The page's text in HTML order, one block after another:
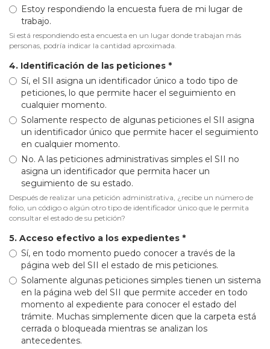
Estoy respondiendo la encuesta fuera de mi lugar de
trabajo.
Si está respondiendo esta encuesta en un lugar donde trabajan más
personas, podría indicar la cantidad aproximada.
4. Identificación de las peticiones *
Sí, el SII asigna un identificador único a todo tipo de
peticiones, lo que permite hacer el seguimiento en
cualquier momento.
Solamente respecto de algunas peticiones el SII asigna
un identificador único que permite hacer el seguimiento
en cualquier momento.
No. A las peticiones administrativas simples el SII no
asigna un identificador que permita hacer un
seguimiento de su estado.
Después de realizar una petición administrativa, ¿recibe un número de
folio, un código o algún otro tipo de identificador único que le permita
consultar el estado de su petición?
5. Acceso efectivo a los expedientes *
Sí, en todo momento puedo conocer a través de la
página web del SII el estado de mis peticiones.
Solamente algunas peticiones simples tienen un sistema
en la página web del SII que permite acceder en todo
momento al expediente para conocer el estado del
trámite. Muchas simplemente dicen que la carpeta está
cerrada o bloqueada mientras se analizan los
antecedentes.